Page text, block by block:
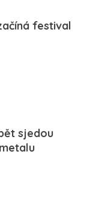
festival
sjedou